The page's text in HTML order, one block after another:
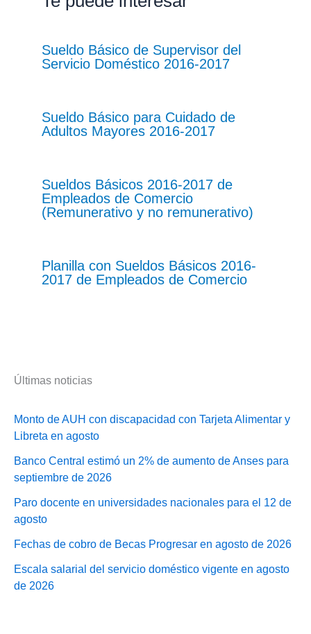
Sueldo Básico de Supervisor del
Servicio Doméstico 2016-2017
Sueldo Básico para Cuidado de
Adultos Mayores 2016-2017
Sueldos Básicos 2016-2017 de
Empleados de Comercio
(Remunerativo y no remunerativo)
Planilla con Sueldos Básicos 2016-
2017 de Empleados de Comercio
Últimas noticias
Monto de AUH con discapacidad con Tarjeta Alimentar y
Libreta en agosto
Banco Central estimó un 2% de aumento de Anses para
septiembre de 2026
Paro docente en universidades nacionales para el 12 de
agosto
Fechas de cobro de Becas Progresar en agosto de 2026
Escala salarial del servicio doméstico vigente en agosto
de 2026